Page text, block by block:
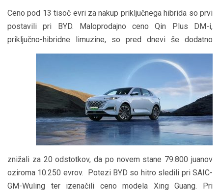
Ceno pod 13 tisoč evri za nakup priključnega hibrida so prvi
postavili pri BYD. Maloprodajno ceno Qin Plus DM-i,
priključno-hibridne limuzine, so pred dnevi še dodatno
znižali za 20 odstotkov, da po novem stane 79.800 juanov
oziroma 10.250 evrov. Potezi BYD so hitro sledili pri SAIC-
GM-Wuling ter izenačili ceno modela Xing Guang. Pri